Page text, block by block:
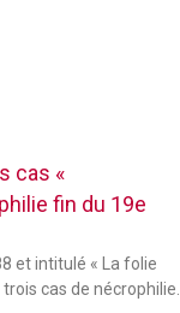
cas «
fin du 19e
et intitulé « La folie
cas de nécrophilie.